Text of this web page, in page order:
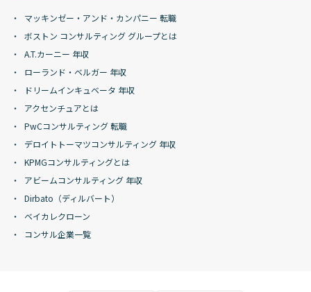
マッキンゼー・アンド・カンパニー 転職
ボストン コンサルティング グループとは
A.T.カーニー 年収
ローランド・ベルガー 年収
ドリームインキュベータ 年収
アクセンチュアとは
PwCコンサルティング 転職
デロイトトーマツコンサルティング 年収
KPMGコンサルティングとは
アビームコンサルティング 年収
Dirbato（ディルバート）
ベイカレクローン
コンサル企業一覧